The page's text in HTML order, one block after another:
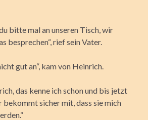
bitte mal an unseren Tisch, wir
besprechen“, rief sein Vater.
gut an“, kam von Heinrich.
das kenne ich schon und bis jetzt
bekommt sicher mit, dass sie mich